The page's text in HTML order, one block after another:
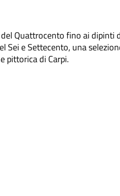
Quattrocento fino ai dipinti
Sei e Settecento, una
pittorica di Carpi.